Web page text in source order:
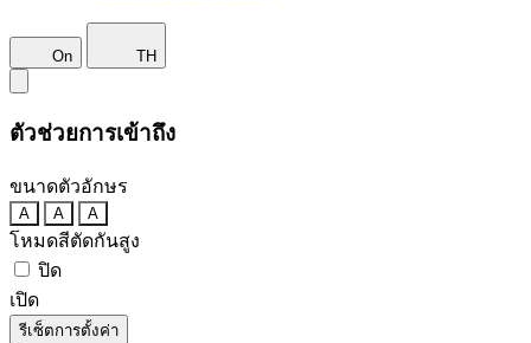
On TH
ตัวช่วยการเข้าถึง
ขนาดตัวอักษร
A A A
โหมดสีตัดกันสูง
ปิด
เปิด
รีเซ็ตการตั้งค่า